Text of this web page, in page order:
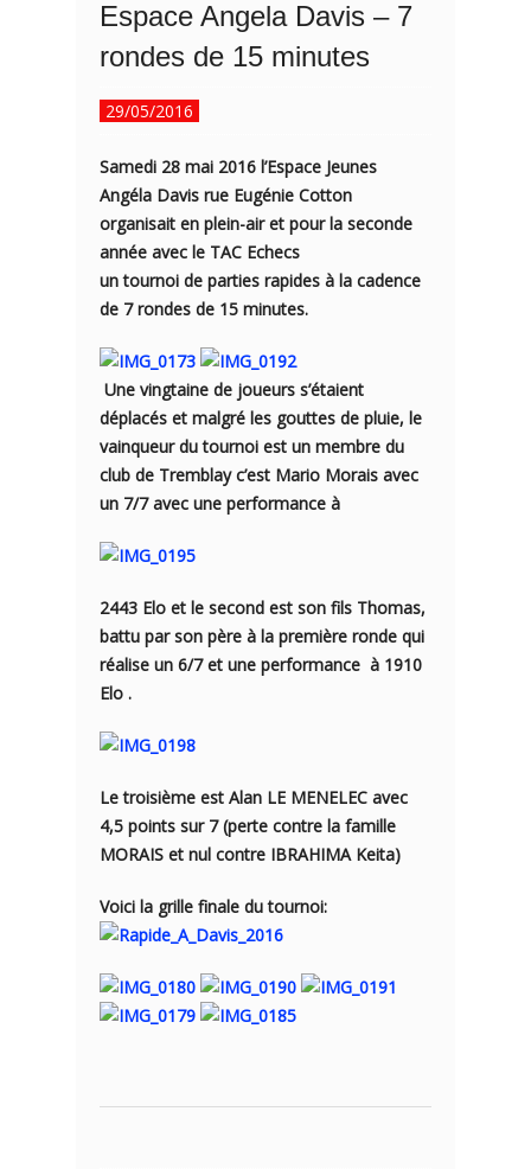
Espace Angela Davis – 7
rondes de 15 minutes
29/05/2016
Samedi 28 mai 2016 l’Espace Jeunes
Angéla Davis rue Eugénie Cotton
organisait en plein-air et pour la seconde
année avec le TAC Echecs
un tournoi de parties rapides à la cadence
de 7 rondes de 15 minutes.
Une vingtaine de joueurs s’étaient
déplacés et malgré les gouttes de pluie, le
vainqueur du tournoi est un membre du
club de Tremblay c’est Mario Morais avec
un 7/7 avec une performance à
2443 Elo et le second est son fils Thomas,
battu par son père à la première ronde qui
réalise un 6/7 et une performance à 1910
Elo .
Le troisième est Alan LE MENELEC avec
4,5 points sur 7 (perte contre la famille
MORAIS et nul contre IBRAHIMA Keita)
Voici la grille finale du tournoi: